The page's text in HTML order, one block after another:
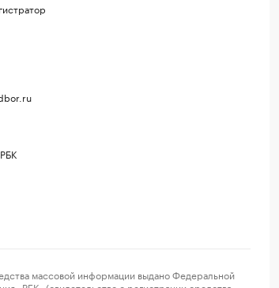
массовой информации выдано Федеральной